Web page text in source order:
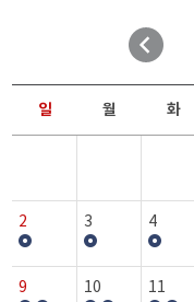
일 월 화
2 3 4
9 10 11